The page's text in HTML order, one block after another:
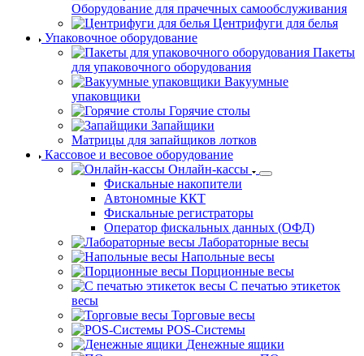
Оборудование для прачечных самообслуживания
Центрифуги для белья
Упаковочное оборудование
Пакеты
для упаковочного оборудования
Вакуумные
упаковщики
Горячие столы
Запайщики
Матрицы для запайщиков лотков
Кассовое и весовое оборудование
Онлайн-кассы
Фискальные накопители
Автономные ККТ
Фискальные регистраторы
Оператор фискальных данных (ОФД)
Лабораторные весы
Напольные весы
Порционные весы
С печатью этикеток
весы
Торговые весы
POS-Системы
Денежные ящики